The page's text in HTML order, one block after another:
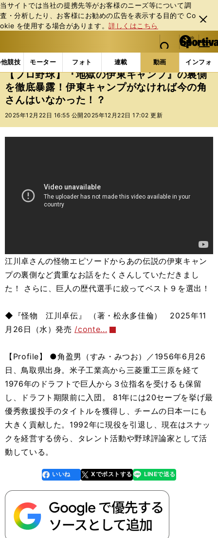
当サイトでは当社の提携先等がお客様のニーズ等について調
査・分析したり、お客様にお勧めの広告を表⽰する⽬的で Co
okie を使⽤する場合があります。詳しくはこちら
閉じ
る
web Sportiva (webスポルティーバ)
検索
マイペ
ー
ジ
メニュ
競技 モーター フォト 連載 動画 インフォ
b
ス
ポ
ル
テ
ー
バ
動画 【プロ野球】『地獄の伊東キャンプ』の裏側を徹
【プロ野球】『地獄の伊東キャンプ』の裏側
を徹底暴露！伊東キャンプがなければ今の角
さんはいなかった！？
2025年12月22日 16:55 公開 2025年12月22日 17:02 更新
江川卓さんの怪物エピソードからあの伝説の伊東キャン
プの裏側など貴重なお話をたくさんしていただきまし
た！ さらに、巨人の歴代選手に絞ってベスト９を選出！
◆『怪物 江川卓伝』 （著・松永多佳倫） 2025年11
月26日（水）発売 /conte...
【Profile】 ●角盈男（すみ・みつお）／1956年6月26
日、鳥取県出身。米子工業高から三菱重工三原を経て
1976年のドラフトで巨人から３位指名を受けるも保留
し、ドラフト期限前に入団。 81年には20セーブを挙げ最
優秀救援投手のタイトルを獲得し、チームの日本一にも
大きく貢献した。1992年に現役を引退し、現在はスナッ
クを経営する傍ら、タレント活動や野球評論家として活
動している。
faceboo
k
いいね Xでポストする
line LINEで送る